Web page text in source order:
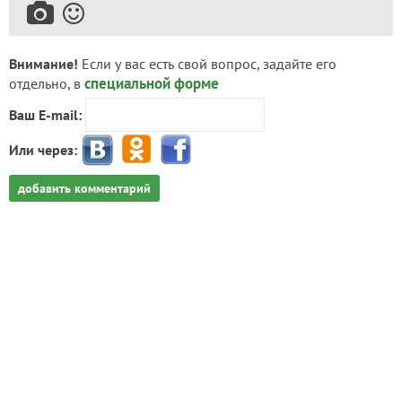
Внимание! Если у вас есть свой вопрос, задайте его
отдельно, в специальной форме
Ваш E-mail:
Или через:
добавить комментарий